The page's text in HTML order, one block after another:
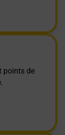
points de